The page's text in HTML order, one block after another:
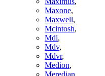
Maxone,
Maxwell,
Mcintosh,
Mdi,
Mdv,
Mdvr,
Medion,
Meredian,